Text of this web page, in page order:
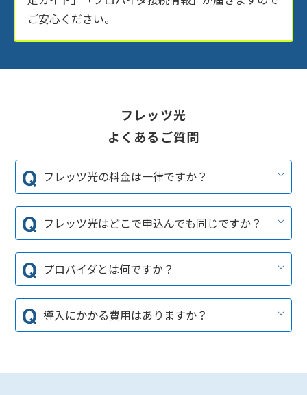
ご安心ください。
フレッツ光
よくあるご質問
フレッツ光の料金は一律ですか？
用料も一律となります。
月額利用料は建物のタイプ(戸建て/マンション)によって決まっ
をご案内いたしますのでご安心ください。
フレッツ光はどこで申込んでも同じですか？
じサービスで違いはありません。
代理店を通す場合は、細かい調整や手続きを代理店に任せる
る当社にお任せください！
プロバイダとは何ですか？
の契約が必要です。当社では法人様でもリーズナブルにご利用
いただけるプロバイダも合わせて手配可能ですので、お気軽に
導入にかかる費用はありますか？